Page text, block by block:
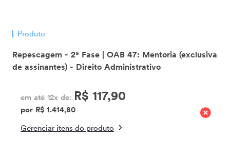
Produto
Repescagem - 2ª Fase | OAB 47: Mentoria (exclusiva
de assinantes) - Direito Administrativo
em até 12x de: R$ 117,90
por R$ 1.414,80
Gerenciar itens do produto